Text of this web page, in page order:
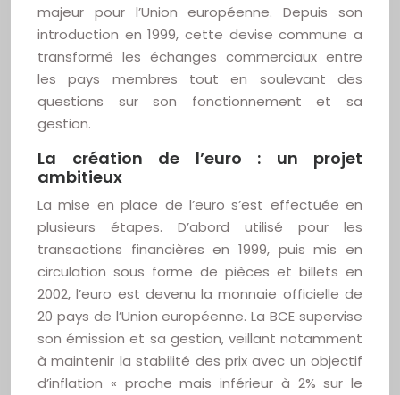
majeur pour l’Union européenne. Depuis son
introduction en 1999, cette devise commune a
transformé les échanges commerciaux entre
les pays membres tout en soulevant des
questions sur son fonctionnement et sa
gestion.
La création de l’euro : un projet
ambitieux
La mise en place de l’euro s’est effectuée en
plusieurs étapes. D’abord utilisé pour les
transactions financières en 1999, puis mis en
circulation sous forme de pièces et billets en
2002, l’euro est devenu la monnaie officielle de
20 pays de l’Union européenne. La BCE supervise
son émission et sa gestion, veillant notamment
à maintenir la stabilité des prix avec un objectif
d’inflation « proche mais inférieur à 2% sur le